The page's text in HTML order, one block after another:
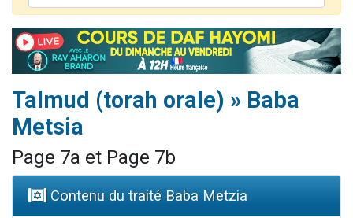
29 personnes viennent de demander une bénédiction
Talmud (torah orale) » Baba
Metsia
Page 7a et Page 7b
Contenu du traité Baba Metzia